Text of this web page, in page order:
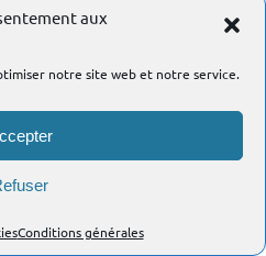
aux
notre site web et notre service.
Conditions générales
fanatisées ! Mais tous
ils de cette oreille ? Rien
d’octobre, au moment
il va sans dire